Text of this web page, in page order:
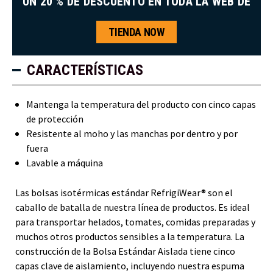
TIENDA NOW
CARACTERÍSTICAS
Mantenga la temperatura del producto con cinco capas
de protección
Resistente al moho y las manchas por dentro y por
fuera
Lavable a máquina
Las bolsas isotérmicas estándar RefrigiWear® son el
caballo de batalla de nuestra línea de productos. Es ideal
para transportar helados, tomates, comidas preparadas y
muchos otros productos sensibles a la temperatura. La
construcción de la Bolsa Estándar Aislada tiene cinco
capas clave de aislamiento, incluyendo nuestra espuma